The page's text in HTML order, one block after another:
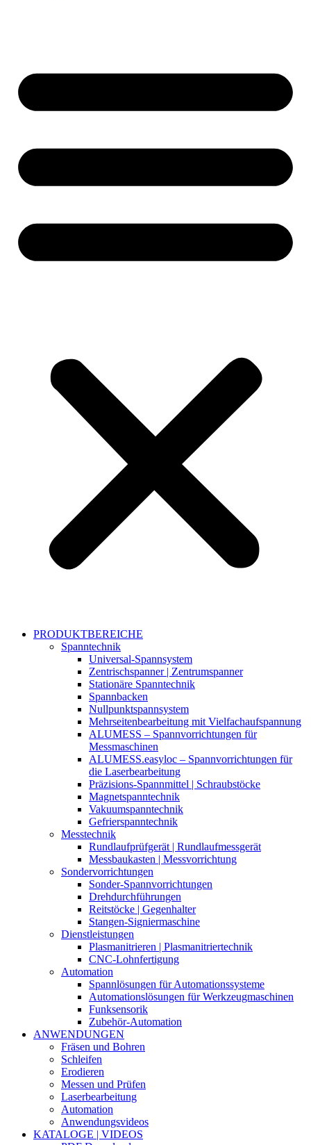
PRODUKTBEREICHE
Spanntechnik
Universal-Spannsystem
Zentrischspanner | Zentrumspanner
Stationäre Spanntechnik
Spannbacken
Nullpunktspannsystem
Mehrseitenbearbeitung mit Vielfachaufspannung
ALUMESS – Spannvorrichtungen für
Messmaschinen
ALUMESS.easyloc – Spannvorrichtungen für
die Laserbearbeitung
Präzisions-Spannmittel | Schraubstöcke
Magnetspanntechnik
Vakuumspanntechnik
Gefrierspanntechnik
Messtechnik
Rundlaufprüfgerät | Rundlaufmessgerät
Messbaukasten | Messvorrichtung
Sondervorrichtungen
Sonder-Spannvorrichtungen
Drehdurchführungen
Reitstöcke | Gegenhalter
Stangen-Signiermaschine
Dienstleistungen
Plasmanitrieren | Plasmanitriertechnik
CNC-Lohnfertigung
Automation
Spannlösungen für Automationssysteme
Automationslösungen für Werkzeugmaschinen
Funksensorik
Zubehör-Automation
ANWENDUNGEN
Fräsen und Bohren
Schleifen
Erodieren
Messen und Prüfen
Laserbearbeitung
Automation
Anwendungsvideos
KATALOGE | VIDEOS